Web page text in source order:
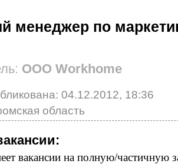
менеджер по
OOO Workhome
04.12.2012, 18:36
область
вакансии на полную/частичную